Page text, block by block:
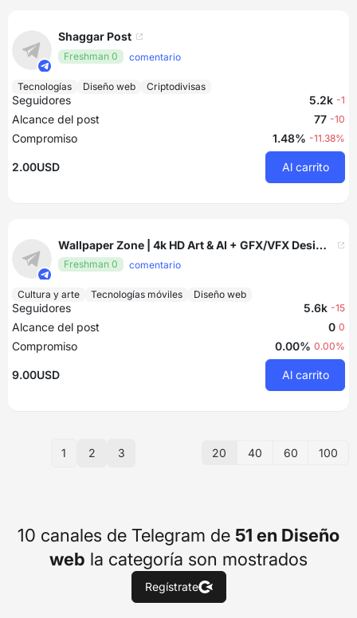
Shaggar Post
Freshman 0 comentario
Tecnologías Diseño web Criptodivisas
Seguidores 5.2k -1
Alcance del post 77 -10
Compromiso 1.48% -11.38%
2.00USD Al carrito
Wallpaper Zone | 4k HD Art & AI + GFX/VFX Designs
Freshman 0 comentario
Cultura y arte Tecnologías móviles Diseño web
Seguidores 5.6k -15
Alcance del post 0 0
Compromiso 0.00% 0.00%
9.00USD Al carrito
1 2 3 20 40 60 100
10 canales de Telegram de 51 en Diseño
web la categoría son mostrados
Regístrate